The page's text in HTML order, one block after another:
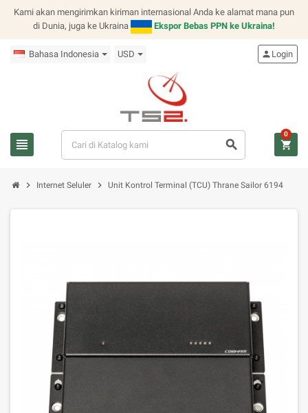
Kami akan mengirimkan kiriman internasional Anda ke alamat mana pun
di Dunia, juga ke Ukraina
Ekspor Bebas PPN ke Ukraina!
Bahasa Indonesia USD
view_headline search
person Login
shopping_cart
0
chevron_right Internet Seluler chevron_right Unit Kontrol Terminal (TCU) Thrane Sailor 6194